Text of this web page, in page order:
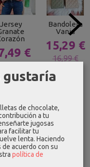
Jersey
€
Bandolera
Vania
15,29 €
16,99 €
gustaría
de chocolate,
a tu
jugosas
facilitar tu
lenta. Haciendo
acuerdo con su
política de